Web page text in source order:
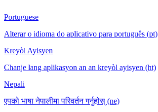
Portuguese
Alterar o idioma do aplicativo para português (pt)
Kreyòl Ayisyen
Chanje lang aplikasyon an an kreyòl ayisyen (ht)
Nepali
एपको भाषा नेपालीमा परिवर्तन गर्नुहोस् (ne)